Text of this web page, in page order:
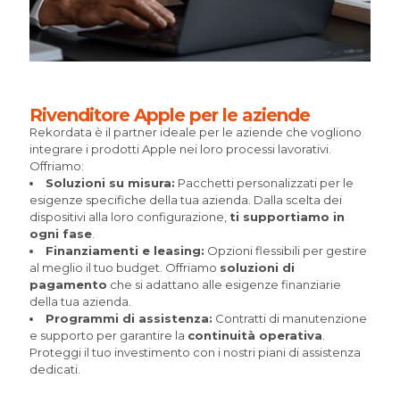
Rivenditore Apple per le aziende
Rekordata è il partner ideale per le aziende che vogliono
integrare i prodotti Apple nei loro processi lavorativi.
Offriamo:
Soluzioni su misura: Pacchetti personalizzati per le
esigenze specifiche della tua azienda. Dalla scelta dei
dispositivi alla loro configurazione, ti supportiamo in
ogni fase.
Finanziamenti e leasing: Opzioni flessibili per gestire
al meglio il tuo budget. Offriamo soluzioni di
pagamento che si adattano alle esigenze finanziarie
della tua azienda.
Programmi di assistenza: Contratti di manutenzione
e supporto per garantire la continuità operativa
Proteggi il tuo investimento con i nostri piani di assistenza
dedicati.